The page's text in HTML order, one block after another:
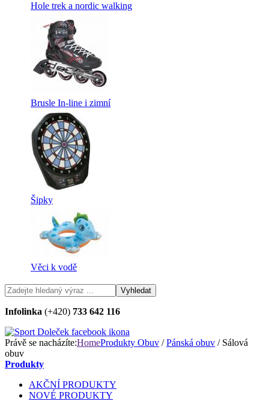
Hole trek a nordic walking
Brusle In-line i zimní
Šipky
Věci k vodě
Infolinka (+420) 733 642 116
Právě se nacházíte:HomeProdukty Obuv /Pánská obuv / Sálová
obuv
Produkty
AKČNÍ PRODUKTY
NOVÉ PRODUKTY